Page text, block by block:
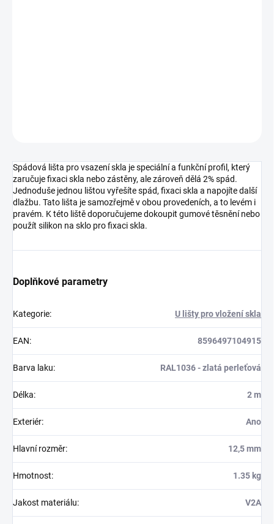
Spádová lišta pro vsazení skla je speciální a funkční profil, který
zaručuje fixaci skla nebo zástěny, ale zároveň dělá 2% spád.
Jednoduše jednou lištou vyřešíte spád, fixaci skla a napojíte další
dlažbu. Tato lišta je samozřejmě v obou provedeních, a to levém i
pravém. K této liště doporučujeme dokoupit gumové těsnění nebo
použít silikon na sklo pro fixaci skla.
Doplňkové parametry
Kategorie: U lišty pro vložení skla
EAN: 8596497104915
Barva laku: RAL1036 - zlatá perleťová
Délka: 2 m
Exteriér: Ano
Hlavní rozměr: 12,5 mm
Hmotnost: 1.35 kg
Jakost materiálu: V2A